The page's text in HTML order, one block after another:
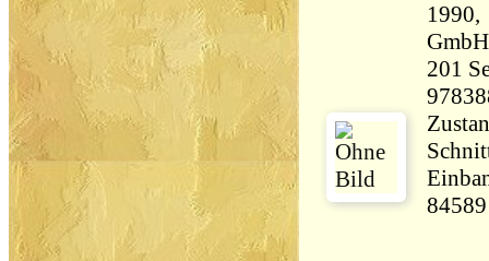
1990,
201 Seiten
84589